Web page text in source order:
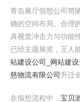
青岛展厅假想公司简
确的空间布局、合理
具视觉冲击力与功能
已经主题展览，王人
站建设公司_网站建
慈物流有限公司 升迁
在假想流程中， 宝贝